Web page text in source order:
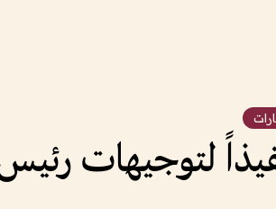
لتوجيهات